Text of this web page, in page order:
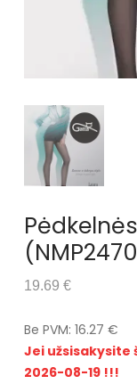
19.69 €
Be PVM: 16.27 €
Jei užsisakysite
2026-08-19 !!!